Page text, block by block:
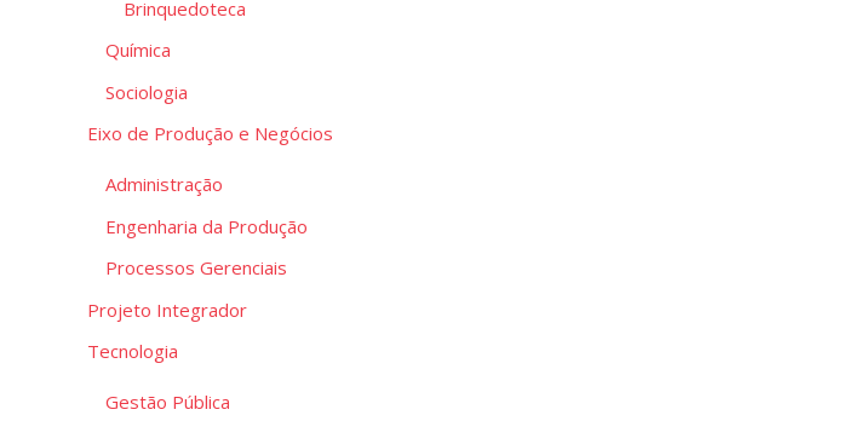
Brinquedoteca
Química
Sociologia
Eixo de Produção e Negócios
Administração
Engenharia da Produção
Processos Gerenciais
Projeto Integrador
Tecnologia
Gestão Pública